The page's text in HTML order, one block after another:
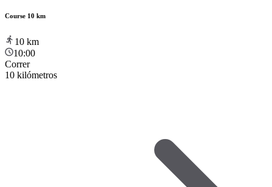
Course 10 km
10 km
10:00
Correr
10 kilómetros